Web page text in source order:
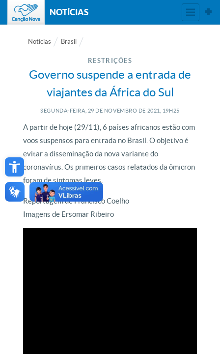
Open toolbar
NOTÍCIAS
Notícias Brasil
RESTRIÇÕES
Governo suspende a entrada de
viajantes da África do Sul
SEGUNDA-FEIRA, 29 DE NOVEMBRO DE 2021, 19H25
A partir de hoje (29/11), 6 países africanos estão com
voos suspensos para entrada no Brasil. O objetivo é
evitar a disseminação da nova variante do
coronavírus. Os primeiros casos relatados da ômicron
foram de sintomas leves.
Reportagem de Francisco Coelho
Imagens de Ersomar Ribeiro